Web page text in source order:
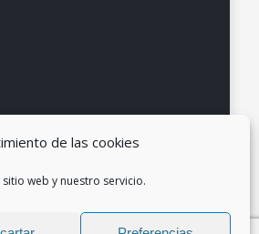
de las cookies
web y nuestro servicio.